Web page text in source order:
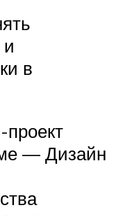
в
проект
— Дизайн